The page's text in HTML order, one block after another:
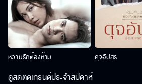
หวานรักต้องห้าม ดุจอัปสร
ดูสดติดเทรนด์ประจำสัปดาห์